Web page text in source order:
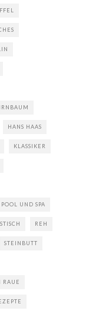
HANS HAAS
KLASSIKER
POOL UND SPA
REH
STEINBUTT
RAUE